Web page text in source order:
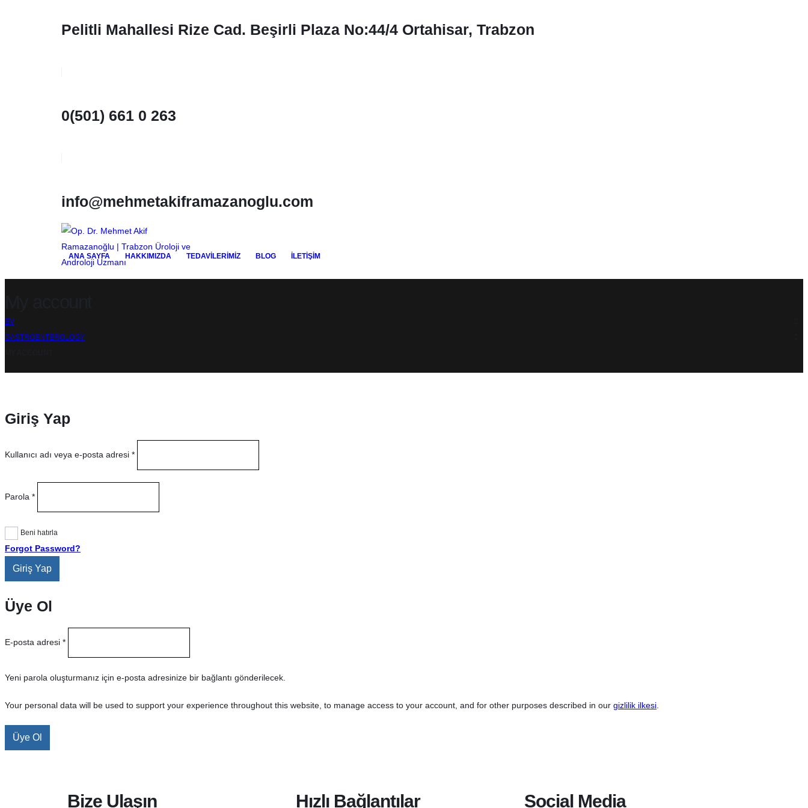
Pelitli Mahallesi Rize Cad. Beşirli Plaza No:44/4 Ortahisar, Trabzon
0(501) 661 0 263
info@mehmetakiframazanoglu.com
ANA SAYFA HAKKIMIZDA TEDAVILERIMIZ BLOG İLETIŞIM
EV
GASTROENTEROLOGY
Giriş Yap
Kullanıcı adı veya e-posta adresi *
Parola *
Beni hatırla
Forgot Password?
Giriş Yap
Üye Ol
E-posta adresi *
Yeni parola oluşturmanız için e-posta adresinize bir bağlantı gönderilecek.
Your personal data will be used to support your experience throughout this website, to manage access to your account, and for other purposes described in our gizlilik ilkesi
Üye Ol
Bize Ulaşın Hızlı Bağlantılar Social Media